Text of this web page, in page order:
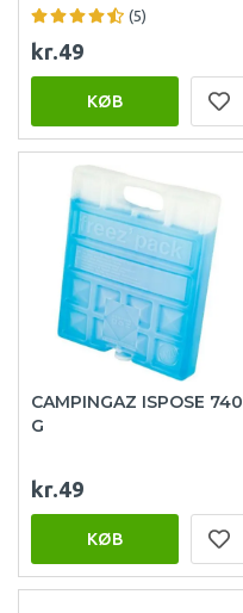
(5)
kr.49
KØB
CAMPINGAZ ISPOSE 740
G
kr.49
KØB